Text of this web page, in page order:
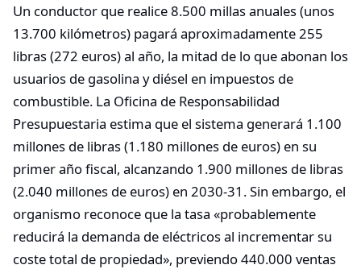
Un conductor que realice 8.500 millas anuales (unos
13.700 kilómetros) pagará aproximadamente 255
libras (272 euros) al año, la mitad de lo que abonan los
usuarios de gasolina y diésel en impuestos de
combustible. La Oficina de Responsabilidad
Presupuestaria estima que el sistema generará 1.100
millones de libras (1.180 millones de euros) en su
primer año fiscal, alcanzando 1.900 millones de libras
(2.040 millones de euros) en 2030-31. Sin embargo, el
organismo reconoce que la tasa «probablemente
reducirá la demanda de eléctricos al incrementar su
coste total de propiedad», previendo 440.000 ventas